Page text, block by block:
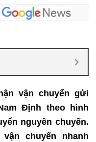
vận chuyển gửi
Định theo hình
nguyên chuyến.
chuyển nhanh